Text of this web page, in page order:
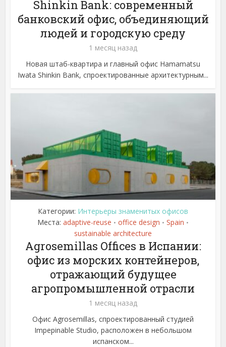
Shinkin Bank: современный
банковский офис, объединяющий
людей и городскую среду
1 месяц назад
Новая штаб-квартира и главный офис Hamamatsu
Iwata Shinkin Bank, спроектированные архитектурным...
Категории: Интерьеры знаменитых офисов
Места: adaptive-reuse • office design • Spain •
sustainable architecture
Agrosemillas Offices в Испании:
офис из морских контейнеров,
отражающий будущее
агропромышленной отрасли
1 месяц назад
Офис Agrosemillas, спроектированный студией
Impepinable Studio, расположен в небольшом
испанском...